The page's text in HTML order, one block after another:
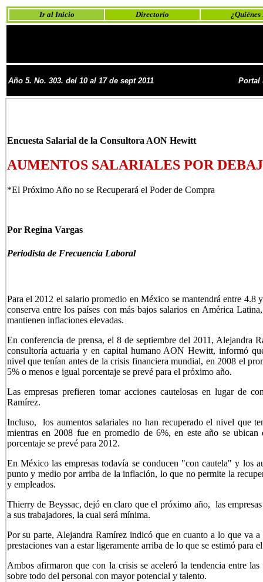
Ir al Inicio Directorio ¿Quiénes
Año 5. No. 303. del 10 al 17 de sept 2011 Portal
Encuesta Salarial de la Consultora AON Hewitt
AUMENTOS SALARIALES POR
*El Próximo Año no se Recuperará el Poder de Compra
Por Regina Vargas
Periodista de Frecuencia Laboral
Para el 2012 el salario promedio en México se mantendrá entre 4.8
conserva entre los países con más bajos salarios en América
mantienen inflaciones elevadas.
En conferencia de prensa, el 8 de septiembre del 2011, Alejandra
consultoría actuaria y en capital humano AON Hewitt, informó
nivel que tenían antes de la crisis financiera mundial, en 2008 el
5% o menos e igual porcentaje se prevé para el próximo año.
Las empresas prefieren tomar acciones cautelosas en lugar de
Ramírez.
Incluso, los aumentos salariales no han recuperado el nivel que
mientras en 2008 fue en promedio de 6%, en este año se
porcentaje se prevé para 2012.
En México las empresas todavía se conducen "con cautela" y los
punto y medio por arriba de la inflación, lo que no permite la
y empleados.
Thierry de Beyssac, dejó en claro que el próximo año, las
a sus trabajadores, la cual será mínima.
Por su parte, Alejandra Ramírez indicó que en cuanto a lo que va a
prestaciones van a estar ligeramente arriba de lo que se estimó para
Ambos afirmaron que con la crisis se aceleró la tendencia entre
sobre todo del personal con mayor potencial y talento.